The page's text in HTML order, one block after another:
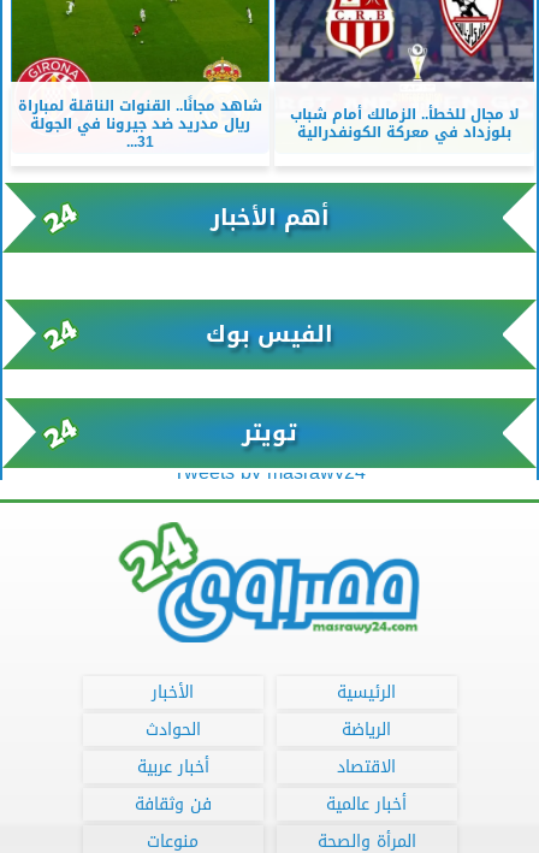
لا مجال للخطأ.. الزمالك أمام شباب
بلوزداد في معركة الكونفدرالية
شاهد مجانًا.. القنوات الناقلة لمباراة
ريال مدريد ضد جيرونا في الجولة
31...
أهم الأخبار
الفيس بوك
تويتر
Tweets by masrawy24
الرئيسية
الأخبار
الرياضة
الحوادث
الاقتصاد
أخبار عربية
أخبار عالمية
فن وثقافة
المرأة والصحة
منوعات